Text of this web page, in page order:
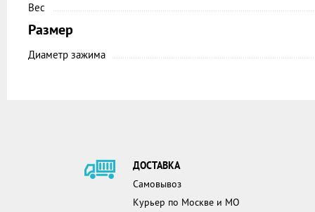
Вес
Размер
Диаметр зажима
ДОСТАВКА
Самовывоз
Курьер по Москве и МО